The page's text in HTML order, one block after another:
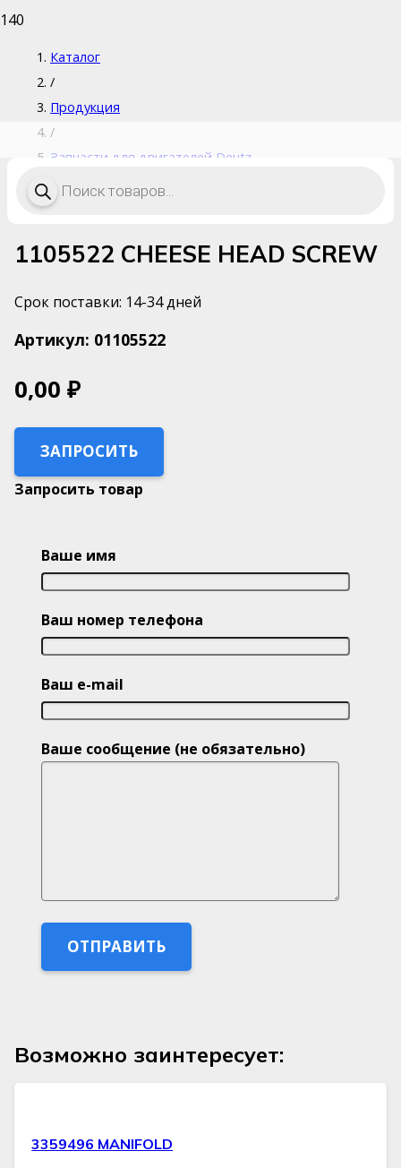
товаров
Каталог
/
Продукция
/
Запчасти для двигателей Deutz
1105522 CHEESE HEAD SCREW
1105522 CHEESE HEAD SCREW
Срок поставки: 14-34 дней
Артикул: 01105522
0,00 ₽
ЗАПРОСИТЬ
Запросить товар
Ваше имя
Ваш номер телефона
Ваш e-mail
Ваше сообщение (не обязательно)
Возможно заинтересует:
3359496 MANIFOLD